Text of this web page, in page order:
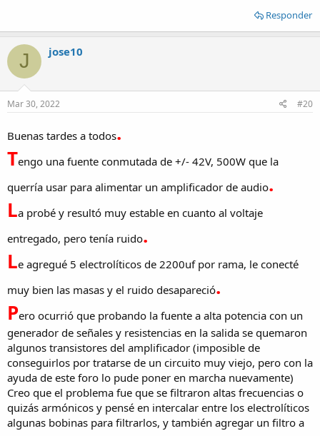
Responder
J jose10
Mar 30, 2022 #20
Buenas tardes a todos.
Tengo una fuente conmutada de +/- 42V, 500W que la
querría usar para alimentar un amplificador de audio.
La probé y resultó muy estable en cuanto al voltaje
entregado, pero tenía ruido.
Le agregué 5 electrolíticos de 2200uf por rama, le conecté
muy bien las masas y el ruido desapareció.
Pero ocurrió que probando la fuente a alta potencia con un
generador de señales y resistencias en la salida se quemaron
algunos transistores del amplificador (imposible de
conseguirlos por tratarse de un circuito muy viejo, pero con la
ayuda de este foro lo pude poner en marcha nuevamente)
Creo que el problema fue que se filtraron altas frecuencias o
quizás armónicos y pensé en intercalar entre los electrolíticos
algunas bobinas para filtrarlos, y también agregar un filtro a